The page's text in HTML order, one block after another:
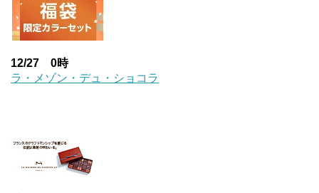
12/27 0時
ラ・メゾン・デュ・ショコラ